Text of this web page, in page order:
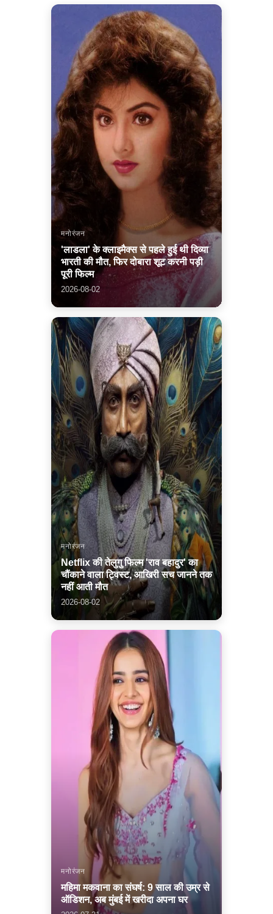
मनोरंजन
'लाडला' के क्लाइमैक्स से पहले हुई थी दिव्या
भारती की मौत, फिर दोबारा शूट करनी पड़ी
पूरी फिल्म
2026-08-02
मनोरंजन
Netflix की तेलुगु फिल्म 'राव बहादुर' का
चौंकाने वाला ट्विस्ट, आखिरी सच जानने तक
नहीं आती मौत
2026-08-02
मनोरंजन
महिमा मकवाना का संघर्ष: 9 साल की उम्र से
ऑडिशन, अब मुंबई में खरीदा अपना घर